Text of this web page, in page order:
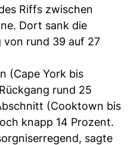
Riffs zwischen
Dort sank die
von rund 39 auf 27
(Cape York bis
rund 25
(Cooktown bis
knapp 14 Prozent.
sagte